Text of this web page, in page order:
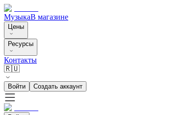
МузыкаВ магазине
Цены
Ресурсы
Контакты
🇷🇺
Войти Создать аккаунт